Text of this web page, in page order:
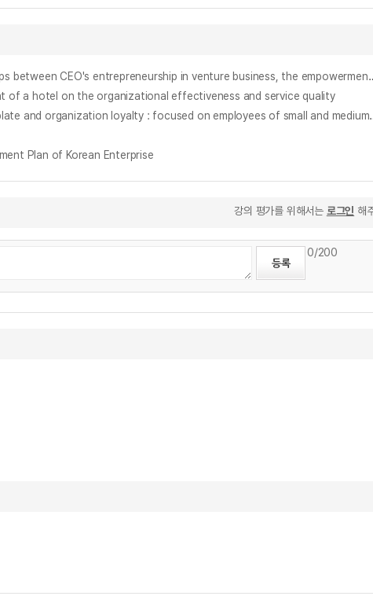
벤처企業 CEO의 企業家精神, 構成員의 임파워먼트, 組織有效性의 關係에 對한
of a hotel on the organizational effectiveness and service quality
기업의 사회적 책임(CSR)활동이 기업평판과 조직충성
Plan of Korean Enterprise
강의 평가를 위해서는 로그인 해
0/200